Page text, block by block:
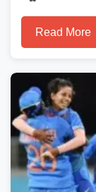
Read More